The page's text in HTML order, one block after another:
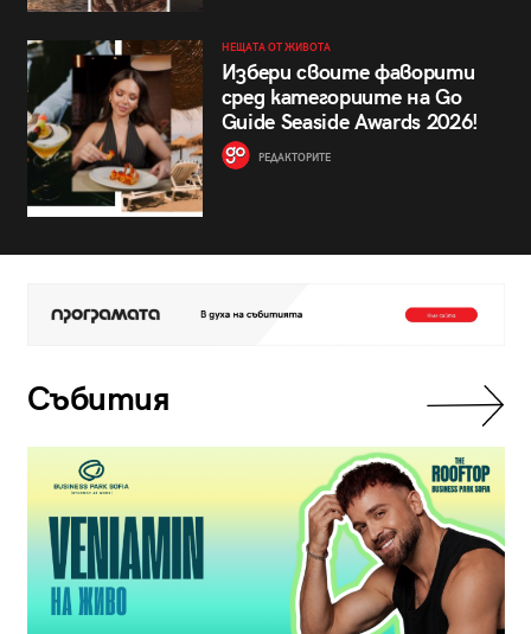
НЕЩАТА ОТ ЖИВОТА
Избери своите фаворити
сред категориите на Go
Guide Seaside Awards 2026!
РЕДАКТОРИТЕ
Събития